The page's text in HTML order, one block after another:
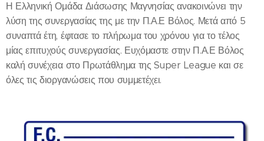
Η Ελληνική Ομάδα Διάσωσης Μαγνησίας ανακοινώνει την
λύση της συνεργασίας της με την Π.Α.Ε Βόλος. Μετά από 5
συναπτά έτη, έφτασε το πλήρωμα του χρόνου για το τέλος
μίας επιτυχούς συνεργασίας. Ευχόμαστε στην Π.Α.Ε Βόλος
καλή συνέχεια στο Πρωτάθλημα της Super League και σε
όλες τις διοργανώσεις που συμμετέχει.